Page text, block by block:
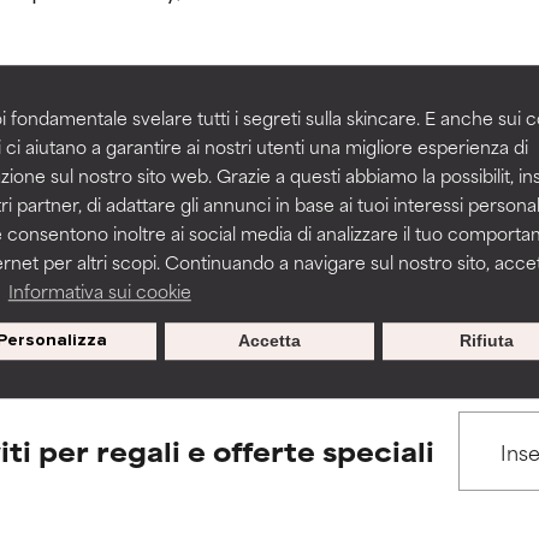
fondamentale svelare tutti i segreti sulla skincare. E anche sui
ci aiutano a garantire ai nostri utenti una migliore esperienza di
sul nostro sito web. Grazie a questi abbiamo la possibilit,
partner, di adattare gli annunci in base ai tuoi interessi
consentono inoltre ai social media di analizzare il tuo
per altri scopi. Continuando a navigare sul nostro sito,
Informativa sui cookie
Rifiuta
Accetta
BACK TO SEARCH
to assess ingredients in this dictionary. Regulations
irritante, ma può presentare problemi per come appare
problemi di altro tipo che ne limitano l'utilità.
Il rischio aumenta se combinato con altri ingredienti
infiammazioni, secchezza, ecc. Può offrire benefici solo
che fa più male che bene.
irritante, ma può presentare problemi per come appare
problemi di altro tipo che ne limitano l'utilità.
Il rischio aumenta se combinato con altri ingredienti
infiammazioni, secchezza, ecc. Può offrire benefici solo
che fa più male che bene.
per regali e offerte speciali